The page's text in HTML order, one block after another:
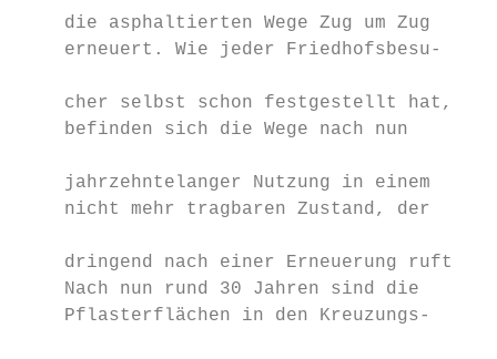
die asphaltierten Wege Zug um Zug
erneuert. Wie jeder Friedhofsbesu-
cher selbst schon festgestellt hat,
befinden sich die Wege nach nun
jahrzehntelanger Nutzung in einem
nicht mehr tragbaren Zustand, der
dringend nach einer Erneuerung ruft.
Nach nun rund 30 Jahren sind die
Pflasterflächen in den Kreuzungs-